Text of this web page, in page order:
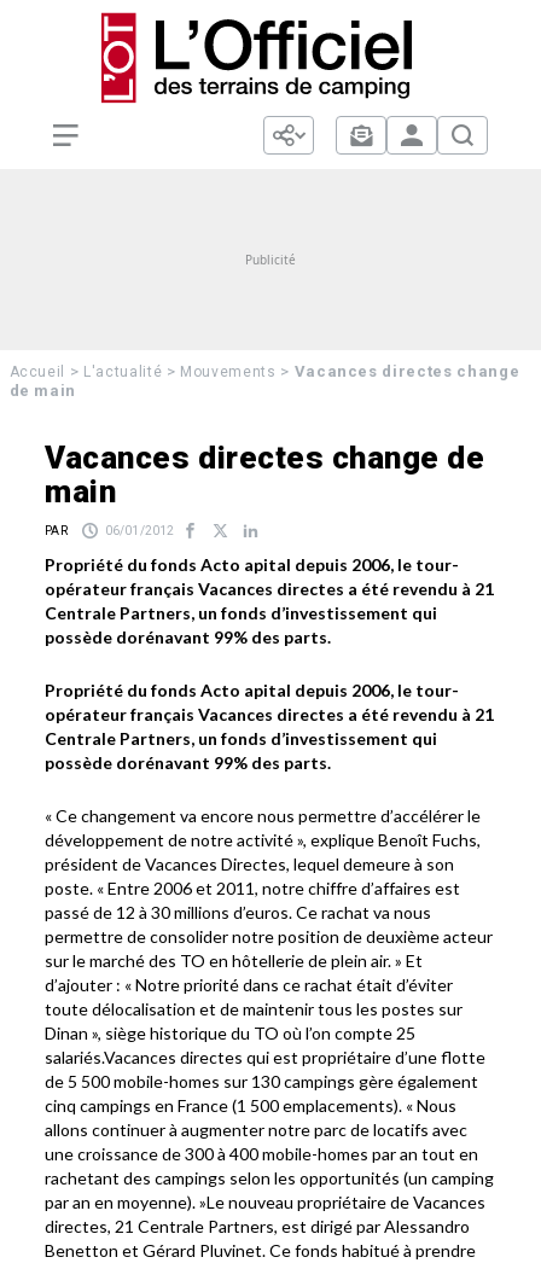
Accueil > L'actualité > Mouvements > Vacances directes change
de main
Vacances directes change de
main
PAR 06/01/2012
Propriété du fonds Acto apital depuis 2006, le tour-
opérateur français Vacances directes a été revendu à 21
Centrale Partners, un fonds d’investissement qui
possède dorénavant 99% des parts.
Propriété du fonds Acto apital depuis 2006, le tour-
opérateur français Vacances directes a été revendu à 21
Centrale Partners, un fonds d’investissement qui
possède dorénavant 99% des parts.
« Ce changement va encore nous permettre d’accélérer le
développement de notre activité », explique Benoît Fuchs,
président de Vacances Directes, lequel demeure à son
poste. « Entre 2006 et 2011, notre chiffre d’affaires est
passé de 12 à 30 millions d’euros. Ce rachat va nous
permettre de consolider notre position de deuxième acteur
sur le marché des TO en hôtellerie de plein air. » Et
d’ajouter : « Notre priorité dans ce rachat était d’éviter
toute délocalisation et de maintenir tous les postes sur
Dinan », siège historique du TO où l’on compte 25
salariés.Vacances directes qui est propriétaire d’une flotte
de 5 500 mobile-homes sur 130 campings gère également
cinq campings en France (1 500 emplacements). « Nous
allons continuer à augmenter notre parc de locatifs avec
une croissance de 300 à 400 mobile-homes par an tout en
rachetant des campings selon les opportunités (un camping
par an en moyenne). »Le nouveau propriétaire de Vacances
directes, 21 Centrale Partners, est dirigé par Alessandro
Benetton et Gérard Pluvinet. Ce fonds habitué à prendre